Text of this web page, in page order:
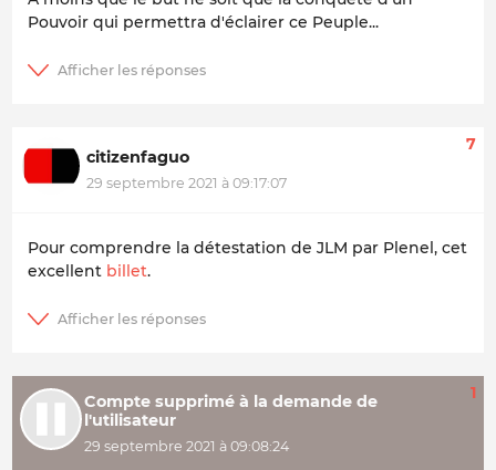
Pouvoir qui permettra d'éclairer ce Peuple...
citizenfaguo
29 septembre 2021 à 09:17:07
7
Pour comprendre la détestation de JLM par Plenel, cet
excellent billet.
Compte supprimé à la demande de
l'utilisateur
29 septembre 2021 à 09:08:24
1